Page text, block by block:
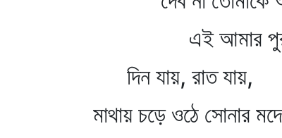
এই আমার
দিন যায়, রাত যায়,
মাথায় চড়ে ওঠে সোনার